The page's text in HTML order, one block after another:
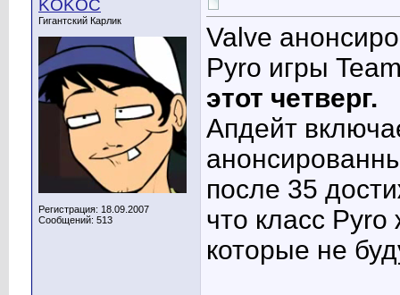
KOKOC
Гигантский Карлик
Регистрация: 18.09.2007
Сообщений: 513
Valve
Pyro игры
этот четверг.
Апдейт
после 35
что класс
которые не